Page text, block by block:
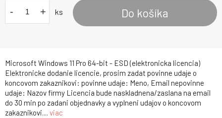
Microsoft Windows 11 Pro 64-bit - ESD (elektronicka licencia)
Elektronicke dodanie licencie, prosim zadat povinne udaje o
koncovom zakaznikovi: povinne udaje: Meno, Email nepovinne
udaje: Nazov firmy Licencia bude naskladnena/zaslana na email
do 30 min po zadani objednavky a vyplneni udajov o koncovom
zakaznikovi.... viac
- + ks Do košíka